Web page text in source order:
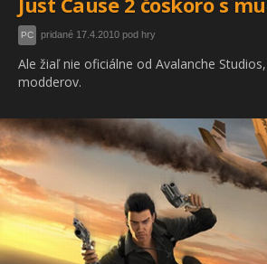
PC pridané 17.4.2010 pod hry
Ale žiaľ nie oficiálne od Avalanche
modderov.